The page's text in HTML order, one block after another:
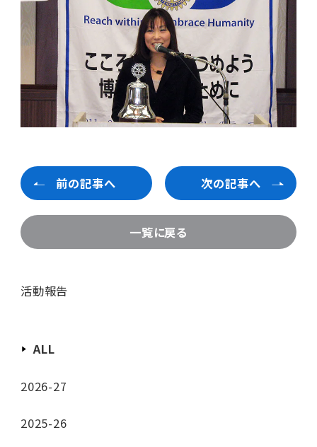
前の記事へ
一覧に戻る
次の記事へ
活動報告
ALL
2026-27
2025-26